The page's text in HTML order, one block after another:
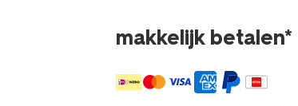
makkelijk betalen*